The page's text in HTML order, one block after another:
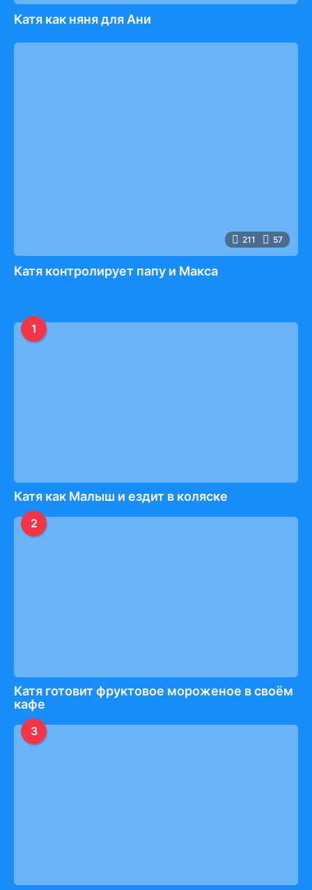
Катя как няня для Ани
211 57
Катя контролирует папу и Макса
1
Катя как Малыш и ездит в коляске
2
Катя готовит фруктовое мороженое в своём
кафе
3